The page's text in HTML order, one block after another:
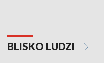
BLISKO LUDZI